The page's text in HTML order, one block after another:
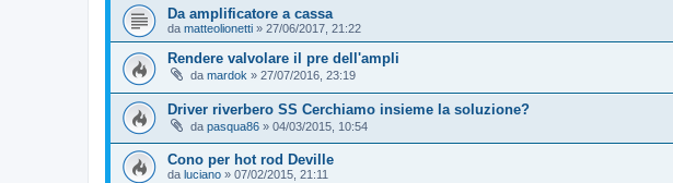
Da amplificatore a cassa
da matteolionetti » 27/06/2017, 21:22
Rendere valvolare il pre dell'ampli
da mardok » 27/07/2016, 23:19
Driver riverbero SS Cerchiamo insieme la soluzione?
da pasqua86 » 04/03/2015, 10:54
Cono per hot rod Deville
da luciano » 07/02/2015, 21:11